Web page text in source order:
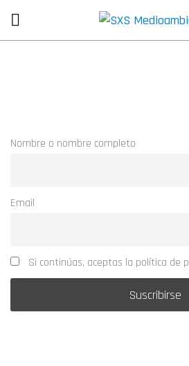
Nombre o nombre completo
Email
Si continúas, aceptas la política de